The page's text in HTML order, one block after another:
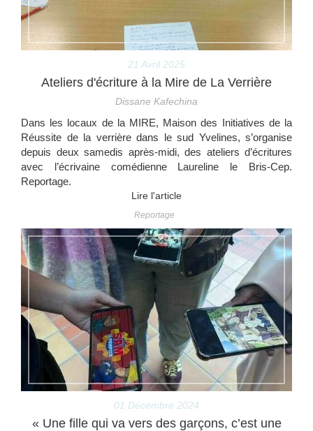
21 Avril 2025
Ateliers d'écriture à la Mire de La Verrière
Dissane Kafechina
Dans les locaux de la MIRE, Maison des Initiatives de la
Réussite de la verrière dans le sud Yvelines, s’organise
depuis deux samedis après-midi, des ateliers d’écritures
avec l’écrivaine comédienne Laureline le Bris-Cep.
Reportage.
Lire l'article
Reportage
01 Décembre 2024
« Une fille qui va vers des garçons, c’est une